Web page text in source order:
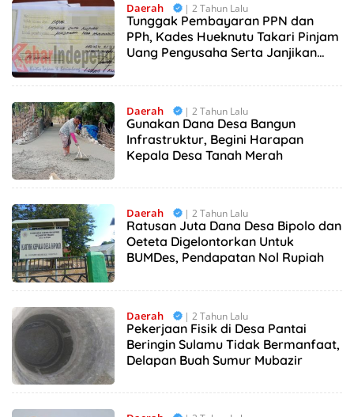
Daerah | 2 Tahun Lalu
Tunggak Pembayaran PPN dan
PPh, Kades Hueknutu Takari Pinjam
Uang Pengusaha Serta Janjikan
Daerah | 2 Tahun Lalu
Gunakan Dana Desa Bangun
Infrastruktur, Begini Harapan
Kepala Desa Tanah Merah
Daerah | 2 Tahun Lalu
Ratusan Juta Dana Desa Bipolo dan
Oeteta Digelontorkan Untuk
BUMDes, Pendapatan Nol Rupiah
Daerah | 2 Tahun Lalu
Pekerjaan Fisik di Desa Pantai
Beringin Sulamu Tidak Bermanfaat,
Delapan Buah Sumur Mubazir